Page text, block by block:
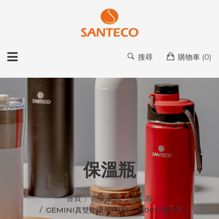
搜尋 購物車 (0)
保溫瓶
首頁 商品選購
保溫瓶
GEMINI真雙飲吸管保溫杯 750ml 薰衣草